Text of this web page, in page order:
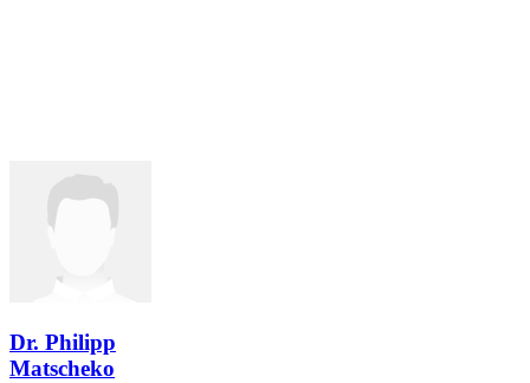
Dr. Philipp
Matscheko